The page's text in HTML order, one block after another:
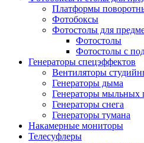
Платформы
Фотобоксы
Фотостолы для
Фотостолы
Фотостолы с
Генераторы спецэффектов
Вентиляторы
Генераторы дыма
Генераторы мыльных
Генераторы снега
Генераторы тумана
Накамерные мониторы
Телесуфлеры